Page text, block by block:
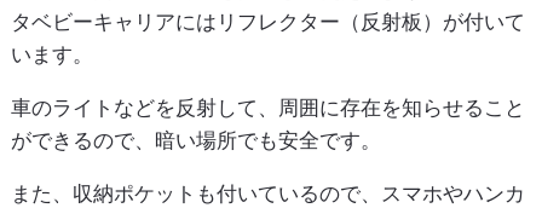
タベビーキャリアにはリフレクター（反射板）が付いて
います。
車のライトなどを反射して、周囲に存在を知らせること
ができるので、暗い場所でも安全です。
また、収納ポケットも付いているので、スマホやハンカ